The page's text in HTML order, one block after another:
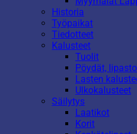
Historia
Työpaikat
Tiedotteet
Kalusteet
Tuolit
Pöydät,
Lasten
Ulkokalusteet
Säilytys
Laatikot
Korit